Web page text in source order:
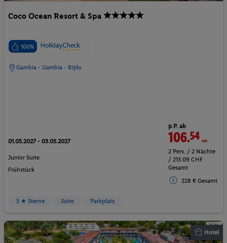
Coco Ocean Resort & Spa
100%
Gambia - Gambia - Bijilo
01.05.2027 - 03.05.2027
Junior Suite
Frühstück
p.P. ab
106.54CHF
2 Pers. / 2 Nächte
/ 213.09 CHF
Gesamt
228 € Gesamt
5 ★ Sterne Suite Parkplatz
Hotel